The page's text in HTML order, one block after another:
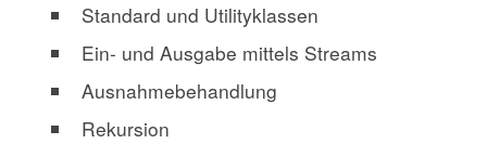
Standard und Utilityklassen
Ein- und Ausgabe mittels Streams
Ausnahmebehandlung
Rekursion